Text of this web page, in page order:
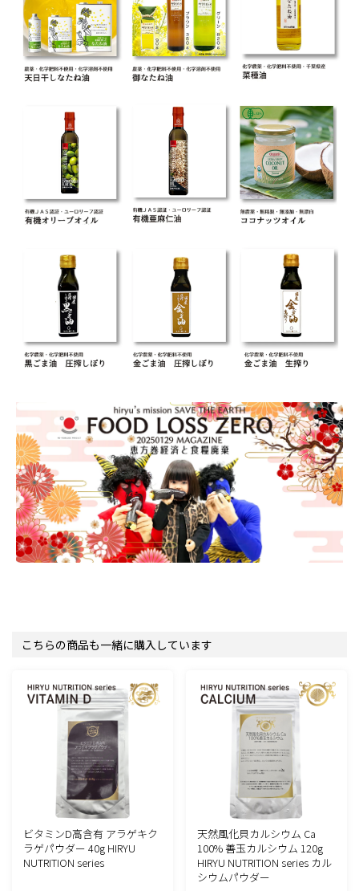
こちらの商品も一緒に購入しています
ビタミンD高含有 アラゲキク
ラゲパウダー 40g HIRYU
NUTRITION series
天然風化貝カルシウム Ca
100% 善玉カルシウム 120g
HIRYU NUTRITION series カル
シウムパウダー